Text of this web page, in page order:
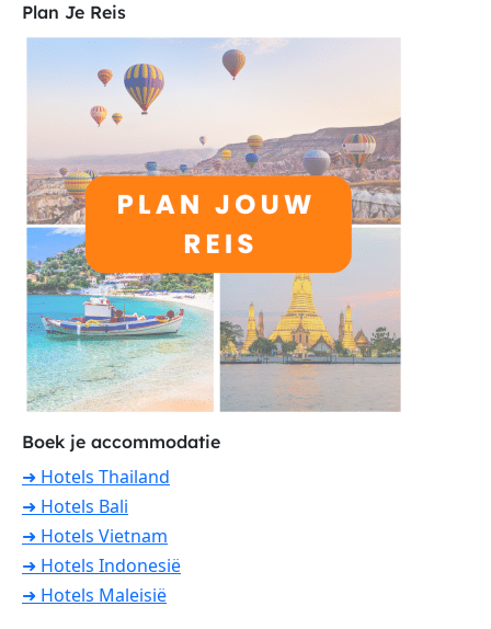
Plan Je Reis
Boek je accommodatie
➜ Hotels Thailand
➜ Hotels Bali
➜ Hotels Vietnam
➜ Hotels Indonesië
➜ Hotels Maleisië